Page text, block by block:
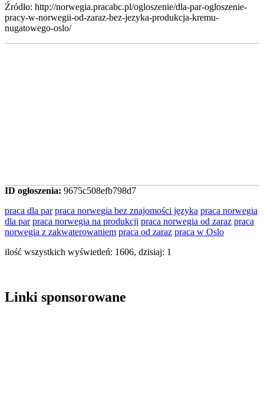
Źródło: http://norwegia.pracabc.pl/ogloszenie/dla-par-ogloszenie-
pracy-w-norwegii-od-zaraz-bez-jezyka-produkcja-kremu-
nugatowego-oslo/
ID ogłoszenia: 9675c508efb798d7
praca dla par praca norwegia bez znajomości języka praca norwegia
dla par praca norwegia na produkcji praca norwegia od zaraz praca
norwegia z zakwaterowaniem praca od zaraz praca w Oslo
ilość wszystkich wyświetleń: 1606, dzisiaj: 1
Linki sponsorowane